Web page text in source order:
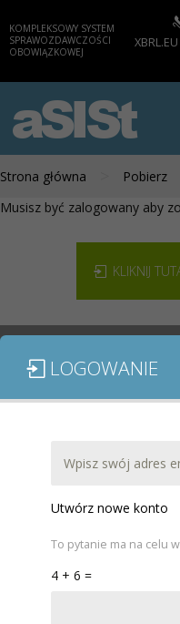
KOMPLEKSOWY SYSTEM
SPRAWOZDAWCZOŚCI
OBOWIĄZKOWEJ
XBRL.EU
aSISt
Strona główna Pobierz
Musisz być zalogowany aby
KLIKNIJ
MODUŁY /
LOGOWANIE
Utwórz nowe konto
To pytanie ma na celu
4 + 6 =